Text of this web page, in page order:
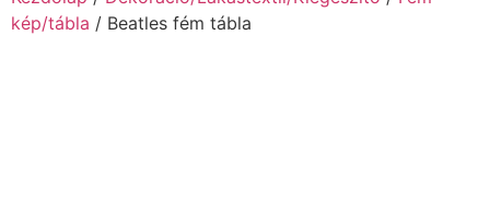
kép/tábla / Beatles fém tábla